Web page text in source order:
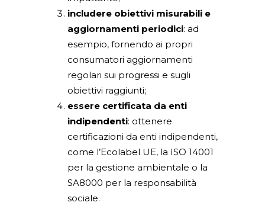
includere obiettivi misurabili e
aggiornamenti periodici: ad
esempio, fornendo ai propri
consumatori aggiornamenti
regolari sui progressi e sugli
obiettivi raggiunti;
essere certificata da enti
indipendenti: ottenere
certificazioni da enti indipendenti,
come l’Ecolabel UE, la ISO 14001
per la gestione ambientale o la
SA8000 per la responsabilità
sociale.